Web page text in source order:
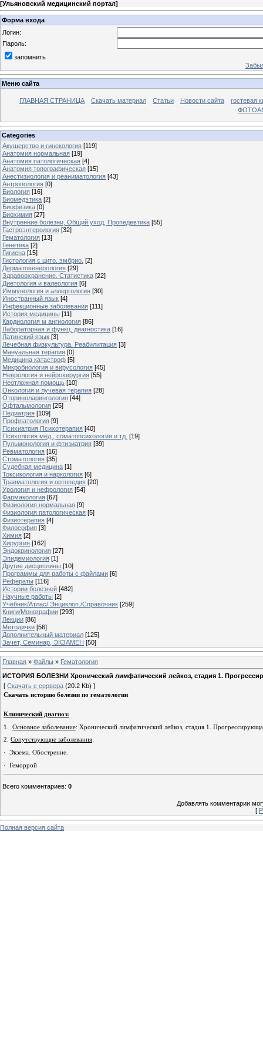
[Ульяновский медицинский портал]
Форма входа
Логин:
Пароль:
запомнить
Меню сайта
ГЛАВНАЯ СТРАНИЦА Скачать материал Статьи Новости сайта
гостевая
Categories
Акушерство и гинекология [119]
Анатомия нормальная [19]
Анатомия патологическая [4]
Анатомия топографическая [15]
Анестизиология и реаниматология [43]
Антропология [0]
Биология [16]
Биомедэтика [2]
Биофизика [0]
Биохимия [27]
Внутренние болезни, Общий уход, Пропедевтика [55]
Гастроэнтерология [32]
Гематология [13]
Генетика [2]
Гигиена [15]
Гистология с цито. эмбрио. [2]
Дерматовенерология [29]
Здравоохранение. Статистика [22]
Диетология и валеология [6]
Иммунология и аллергология [30]
Иностранный язык [4]
Инфекционные заболевания [111]
История медицины [11]
Кардиология м ангиология [86]
Лабораторная и функц. диагностика [16]
Латинский язык [3]
Лечебная физкультура. Реабилитация [3]
Мануальная терапия [0]
Медицина катастроф [5]
Микробиология и вирусология [45]
Неврология и нейрохирургия [55]
Неотложная помощь [10]
Онкология и лучевая терапия [28]
Оториноларингология [44]
Офтальмология [25]
Педиатрия [109]
Профпатология [9]
Психиатрия Психотерапия [40]
Психология мед., соматопсихология и тд. [19]
Пульмонология и фтизиатрия [39]
Ревматология [16]
Стоматология [35]
Судебная медицина [1]
Токсикология и наркология [6]
Травматология и ортопедия [20]
Урология и нефрология [54]
Фармакология [67]
Физиология нормальная [9]
Физиология патологическая [5]
Физиотерапия [4]
Философия [3]
Химия [2]
Хирургия [162]
Эндокринология [27]
Эпидемиология [1]
Другие дисциплины [10]
Программы для работы с файлами [6]
Рефераты [116]
Истории болезней [482]
Научные работы [2]
Учебник/Атлас/ Энциклоп./Справочник [259]
Книги/Монографии [293]
Лекции [86]
Методички [56]
Дополнительный материал [125]
Зачет, Семинар, ЭКЗАМЕН [50]
Главная » Файлы » Гематология
ИСТОРИЯ БОЛЕЗНИ Хронический лимфатический лейкоз, стадия 1.
[ Скачать с сервера (20.2 Kb) ]
Скачать историю болезни по гематологии
Клинический диагноз:
1.
Основное заболевание: Хронический лимфатический лейкоз, стадия 1.
2. Сопутствующие заболевания:
·
Экзема. Обострение.
·
Геморрой
Всего комментариев: 0
Добавлять комментарии
[
Полная версия сайта